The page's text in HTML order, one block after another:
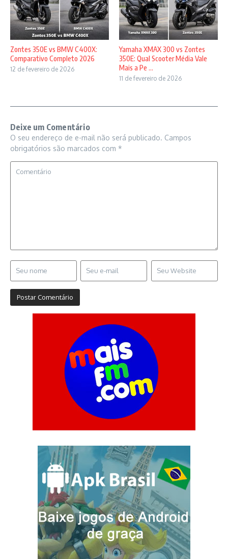
Zontes 350E vs BMW C400X:
Comparativo Completo 2026
12 de fevereiro de 2026
Yamaha XMAX 300 vs Zontes
350E: Qual Scooter Média Vale
Mais a Pe ...
11 de fevereiro de 2026
Deixe um Comentário
O seu endereço de e-mail não será publicado. Campos
obrigatórios são marcados com *